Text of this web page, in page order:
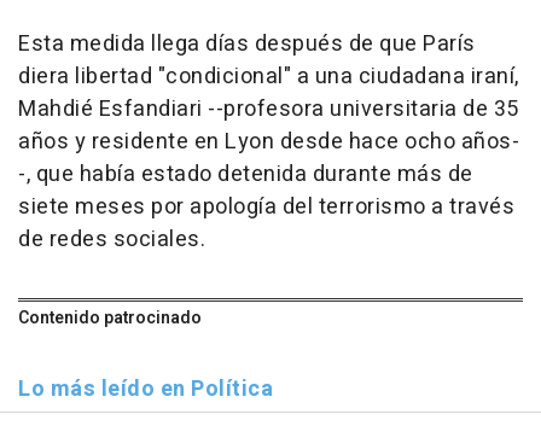
Esta medida llega días después de que París
diera libertad "condicional" a una ciudadana iraní,
Mahdié Esfandiari --profesora universitaria de 35
años y residente en Lyon desde hace ocho años-
-, que había estado detenida durante más de
siete meses por apología del terrorismo a través
de redes sociales.
Contenido patrocinado
Lo más leído en Política